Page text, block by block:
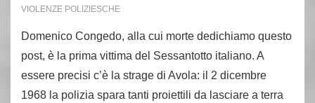
VIOLENZE POLIZIESCHE
Domenico Congedo, alla cui morte dedichiamo questo
post, è la prima vittima del Sessantotto italiano. A
essere precisi c’è la strage di Avola: il 2 dicembre
1968 la polizia spara tanti proiettili da lasciare a terra